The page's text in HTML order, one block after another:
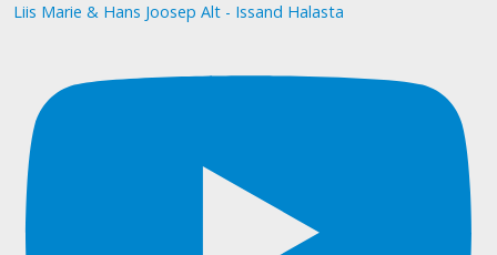
Liis Marie & Hans Joosep Alt - Issand Halasta